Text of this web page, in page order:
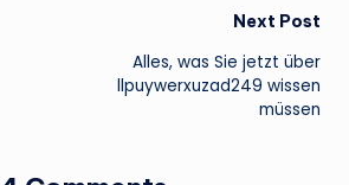
Next Post
Alles, was Sie jetzt über
llpuywerxuzad249 wissen
müssen